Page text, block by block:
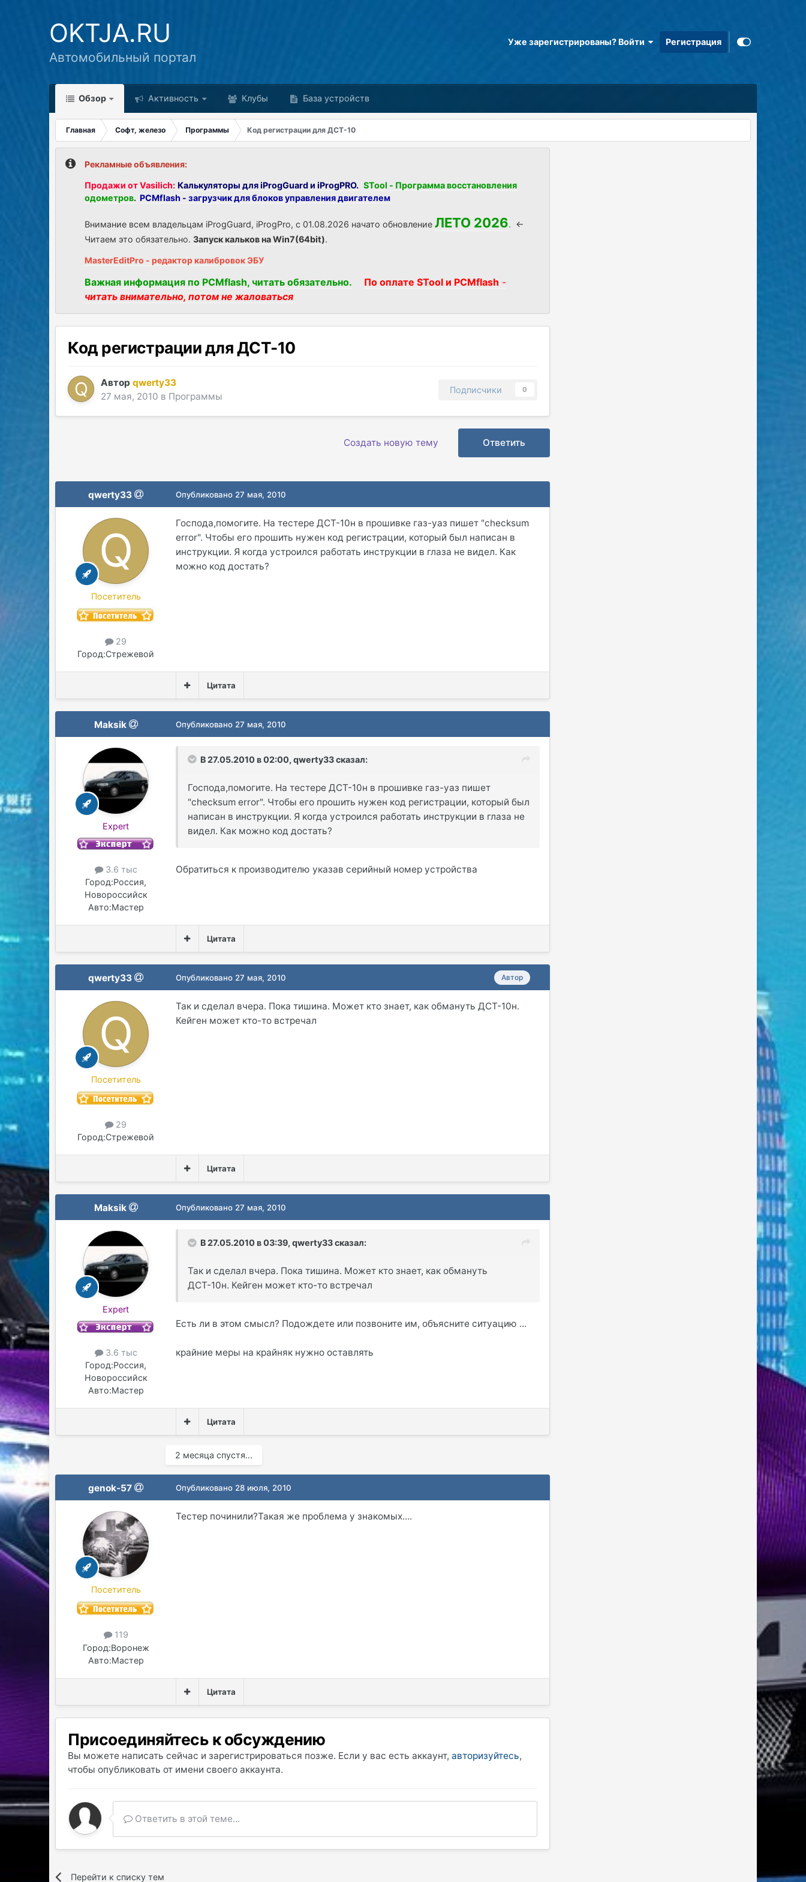
OKTJA.RU
Автомобильный портал
Уже зарегистрированы? Войти Регистрация
Обзор Активность Клубы База устройств
Главная Софт, железо Программы Код регистрации для ДСТ-10
Рекламные объявления:
Продажи от Vasilich: Калькуляторы для iProgGuard и iProgPRO. STool - Программа восстановления
одометров. PCMflash - загрузчик для блоков управления двигателем
Внимание всем владельцам iProgGuard, iProgPro, с 01.08.2026 начато обновлениеЛЕТО 2026. <-
Читаем это обязательно.Запуск кальков на Win7(64bit).
MasterEditPro - редактор калибровок ЭБУ
Важная информация по PCMflash, читать обязательно. По оплате STool и PCMflash -
читать внимательно, потом не жаловаться
Код регистрации для ДСТ-10
Авторqwerty33
27 мая, 2010 в Программы
Подписчики 0
Ответить
Создать новую тему
qwerty33
Посетитель
29
Город:Стрежевой
Опубликовано 27 мая, 2010
Господа,помогите. На тестере ДСТ-10н в прошивке газ-уаз пишет "checksum
error". Чтобы его прошить нужен код регистрации, который был написан в
инструкции. Я когда устроился работать инструкции в глаза не видел. Как
можно код достать?
Цитата
Maksik
Expert
3.6 тыс
Город:Россия,
Новороссийск
Авто:Мастер
Опубликовано 27 мая, 2010
В 27.05.2010 в 02:00, qwerty33 сказал:
Господа,помогите. На тестере ДСТ-10н в прошивке газ-уаз пишет
"checksum error". Чтобы его прошить нужен код регистрации, который был
написан в инструкции. Я когда устроился работать инструкции в глаза не
видел. Как можно код достать?
Обратиться к производителю указав серийный номер устройства
Цитата
qwerty33
Посетитель
29
Город:Стрежевой
Автор
Опубликовано 27 мая, 2010
Так и сделал вчера. Пока тишина. Может кто знает, как обмануть ДСТ-10н.
Кейген может кто-то встречал
Цитата
Maksik
Expert
3.6 тыс
Город:Россия,
Новороссийск
Авто:Мастер
Опубликовано 27 мая, 2010
В 27.05.2010 в 03:39, qwerty33 сказал:
Так и сделал вчера. Пока тишина. Может кто знает, как обмануть
ДСТ-10н. Кейген может кто-то встречал
Есть ли в этом смысл? Подождете или позвоните им, объясните ситуацию ...
крайние меры на крайняк нужно оставлять
Цитата
2 месяца спустя...
genok-57
Посетитель
119
Город:Воронеж
Авто:Мастер
Опубликовано 28 июля, 2010
Тестер починили?Такая же проблема у знакомых....
Цитата
Присоединяйтесь к обсуждению
Вы можете написать сейчас и зарегистрироваться позже. Если у вас есть аккаунт,авторизуйтесь,
чтобы опубликовать от имени своего аккаунта.
Ответить в этой теме...
Перейти к списку тем